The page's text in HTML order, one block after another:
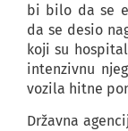
bi bilo da se
da se desio
koji su
intenzivnu
vozila hitne
Državna